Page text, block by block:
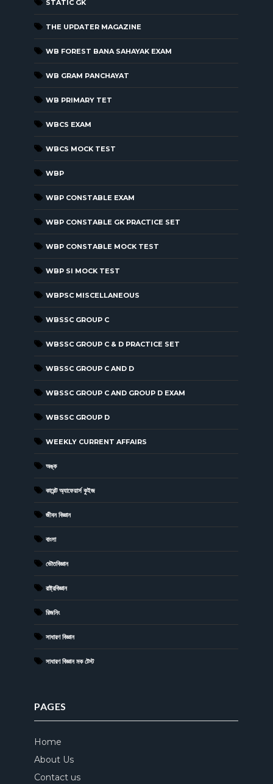
STATIC GK
THE UPDATER MAGAZINE
WB FOREST BANA SAHAYAK EXAM
WB GRAM PANCHAYAT
WB PRIMARY TET
WBCS EXAM
WBCS MOCK TEST
WBP
WBP CONSTABLE EXAM
WBP CONSTABLE GK PRACTICE SET
WBP CONSTABLE MOCK TEST
WBP SI MOCK TEST
WBPSC MISCELLANEOUS
WBSSC GROUP C
WBSSC GROUP C & D PRACTICE SET
WBSSC GROUP C AND D
WBSSC GROUP C AND GROUP D EXAM
WBSSC GROUP D
WEEKLY CURRENT AFFAIRS
অঙ্ক
কারেন্ট অ্যাফেয়ার্স কুইজ
জীবন বিজ্ঞান
বাংলা
ভৌতবিজ্ঞান
রাষ্ট্রবিজ্ঞান
রিজনিং
সাধারণ বিজ্ঞান
সাধারণ বিজ্ঞান মক টেস্ট
PAGES
Home
About Us
Contact us